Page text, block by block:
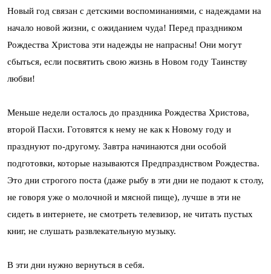
Новый год связан с детскими воспоминаниями, с надеждами на
начало новой жизни, с ожиданием чуда! Перед праздником
Рождества Христова эти надежды не напрасны! Они могут
сбыться, если посвятить свою жизнь в Новом году Таинству
любви!
Меньше недели осталось до праздника Рождества Христова,
второй Пасхи. Готовятся к нему не как к Новому году и
празднуют по-другому. Завтра начинаются дни особой
подготовки, которые называются Предпразднством Рождества.
Это дни строгого поста (даже рыбу в эти дни не подают к столу,
не говоря уже о молочной и мясной пище), лучше в эти не
сидеть в интернете, не смотреть телевизор, не читать пустых
книг, не слушать развлекательную музыку.
В эти дни нужно вернуться в себя.